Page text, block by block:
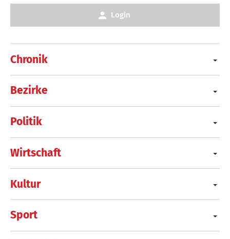
Chronik
Bezirke
Politik
Wirtschaft
Kultur
Sport
Login